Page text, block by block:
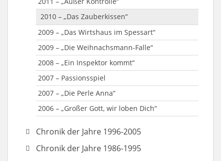
2010 – „Das Zauberkissen“
2009 – „Das Wirtshaus im Spessart“
2009 – „Die Weihnachsmann-Falle“
2008 – „Ein Inspektor kommt“
2007 – Passionsspiel
2007 – „Die Perle Anna“
2006 – „Großer Gott, wir loben Dich“
Chronik der Jahre 1996-2005
2005 – „Der Wahlk(r)ampf“
Chronik der Jahre 1986-1995